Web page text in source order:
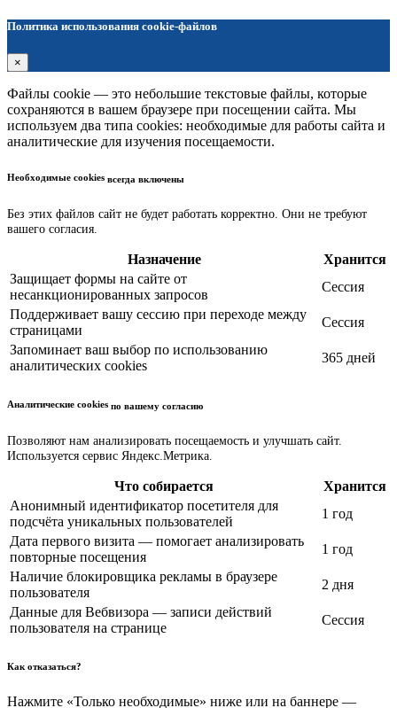
Политика использования cookie-файлов
×
Файлы cookie — это небольшие текстовые файлы, которые
сохраняются в вашем браузере при посещении сайта. Мы
используем два типа cookies: необходимые для работы сайта и
аналитические для изучения посещаемости.
Необходимые cookies всегда включены
Без этих файлов сайт не будет работать корректно. Они не требуют
вашего согласия.
Назначение
Хранится
Защищает формы на сайте от
несанкционированных запросов
Сессия
Поддерживает вашу сессию при переходе между
страницами
Сессия
Запоминает ваш выбор по использованию
аналитических cookies
365 дней
Аналитические cookies по вашему согласию
Позволяют нам анализировать посещаемость и улучшать сайт.
Используется сервис Яндекс.Метрика.
Что собирается
Хранится
Анонимный идентификатор посетителя для
подсчёта уникальных пользователей
1 год
Дата первого визита — помогает анализировать
повторные посещения
1 год
Наличие блокировщика рекламы в браузере
пользователя
2 дня
Данные для Вебвизора — записи действий
пользователя на странице
Сессия
Как отказаться?
Нажмите «Только необходимые» ниже или на баннере —